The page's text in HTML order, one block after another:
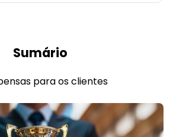
Sumário
para os clientes